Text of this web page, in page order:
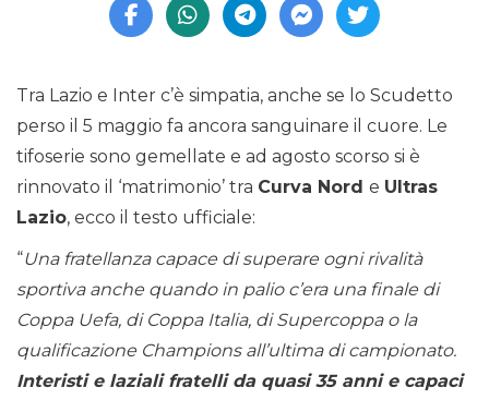
Tra Lazio e Inter c’è simpatia, anche se lo Scudetto
perso il 5 maggio fa ancora sanguinare il cuore. Le
tifoserie sono gemellate e ad agosto scorso si è
rinnovato il ‘matrimonio’ tra Curva Nord e Ultras
Lazio, ecco il testo ufficiale:
“Una fratellanza capace di superare ogni rivalità
sportiva anche quando in palio c’era una finale di
Coppa Uefa, di Coppa Italia, di Supercoppa o la
qualificazione Champions all’ultima di campionato.
Interisti e laziali fratelli da quasi 35 anni e capaci